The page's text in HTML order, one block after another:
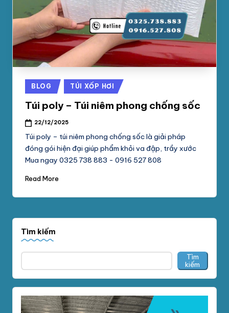
S
Ố
C
mút
xốp
pe
foam,
xốp
chống
TpHCM,
Bình
Dương
Posted
in
BLOG TÚI XỐP HƠI
Túi poly – Túi niêm phong chống sốc
22/12/2025
Túi poly – túi niêm phong chống sốc là giải pháp
đóng gói hiện đại giúp phẩm khỏi va đập, trầy xước
Mua ngay 0325 738 883 - 0916 527 808
Read More
Tìm kiếm
Tìm
kiếm